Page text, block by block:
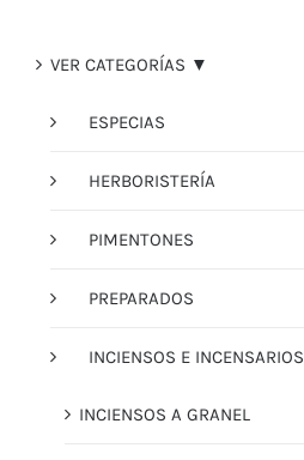
VER CATEGORÍAS ▼
ESPECIAS
HERBORISTERÍA
PIMENTONES
PREPARADOS
INCIENSOS E INCENSARIOS
INCIENSOS A GRANEL